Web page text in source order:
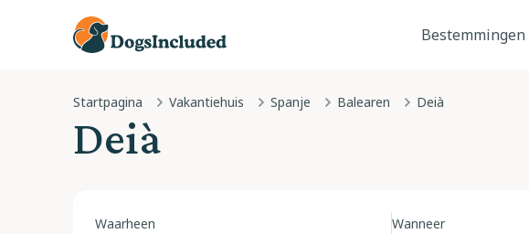
Bestemmingen
Startpagina Vakantiehuis Spanje Balearen Deià
Deià
Waarheen Wanneer